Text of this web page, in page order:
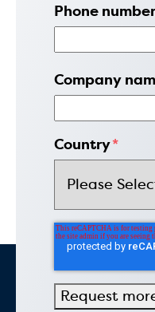
Phone number
Company
Country*